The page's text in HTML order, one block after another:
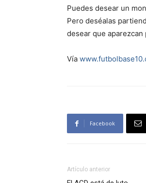
Puedes desear un
Pero deséalas
desear que
Vía
Facebook
Artículo anterior